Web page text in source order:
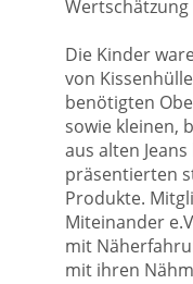
Die Kinder
von
benötigten
sowie kleinen,
aus alten
präsentierten
Produkte.
Miteinander
mit
mit ihren